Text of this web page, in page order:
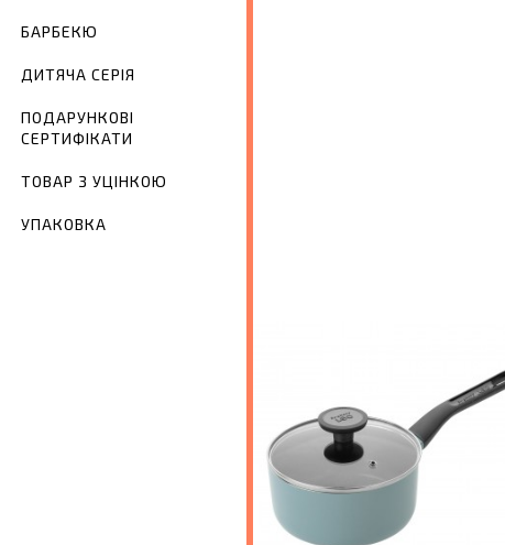
БАРБЕКЮ
ДИТЯЧА СЕРІЯ
ПОДАРУНКОВІ
СЕРТИФІКАТИ
ТОВАР З УЦІНКОЮ
УПАКОВКА